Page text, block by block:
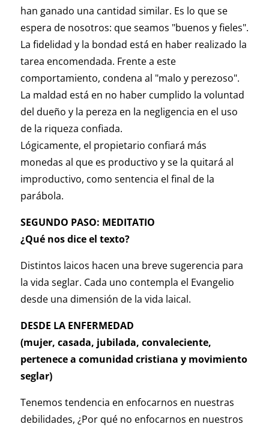
han ganado una cantidad similar. Es lo que se
espera de nosotros: que seamos "buenos y fieles".
La fidelidad y la bondad está en haber realizado la
tarea encomendada. Frente a este
comportamiento, condena al "malo y perezoso".
La maldad está en no haber cumplido la voluntad
del dueño y la pereza en la negligencia en el uso
de la riqueza confiada.
Lógicamente, el propietario confiará más
monedas al que es productivo y se la quitará al
improductivo, como sentencia el final de la
parábola.
SEGUNDO PASO: MEDITATIO
¿Qué nos dice el texto?
Distintos laicos hacen una breve sugerencia para
la vida seglar. Cada uno contempla el Evangelio
desde una dimensión de la vida laical.
DESDE LA ENFERMEDAD
(mujer, casada, jubilada, convaleciente,
pertenece a comunidad cristiana y movimiento
seglar)
Tenemos tendencia en enfocarnos en nuestras
debilidades, ¿Por qué no enfocarnos en nuestros